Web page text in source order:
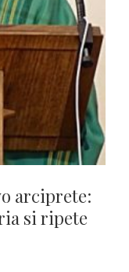
arciprete:
si ripete